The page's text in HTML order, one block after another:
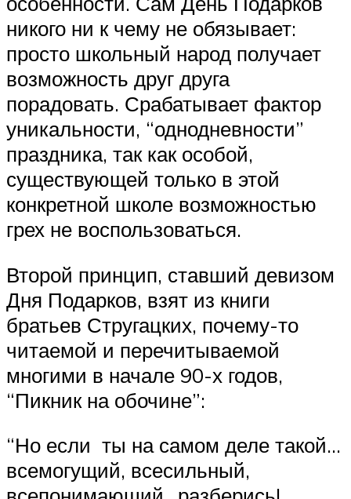
никого ни к чему не обязывает:
просто школьный народ получает
возможность друг друга
порадовать. Срабатывает фактор
уникальности, “однодневности”
праздника, так как особой,
существующей только в этой
конкретной школе возможностью
грех не воспользоваться.
Второй принцип, ставший девизом
Дня Подарков, взят из книги
братьев Стругацких, почему-то
читаемой и перечитываемой
многими в начале 90-х годов,
“Пикник на обочине”:
“Но если ты на самом деле такой…
всемогущий, всесильный,